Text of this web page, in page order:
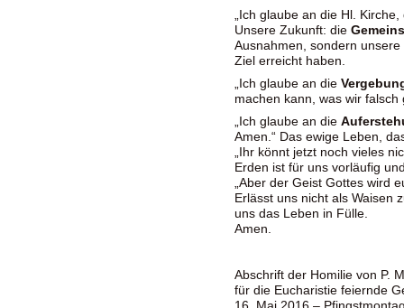
„Ich glaube an die Hl.
Unsere Zukunft: die
Ausnahmen, sondern
Ziel erreicht haben.
„Ich glaube an die
machen kann, was wir falsch
„Ich glaube an die
Amen.“ Das ewige Leben,
„Ihr könnt jetzt noch vieles
Erden ist für uns vorläufig
„Aber der Geist Gottes wird
Erlässt uns nicht als Waisen
uns das Leben in Fülle.
Amen.
Abschrift der Homilie von P.
für die Eucharistie feiernde